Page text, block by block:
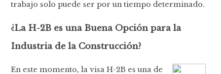
trabajo solo puede ser por un tiempo determinado.
¿La H-2B es una Buena Opción para la
Industria de la Construcción?
En este momento, la visa H-2B es una de